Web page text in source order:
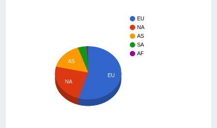
EU
NA
AS
SA
AF
AS
NA
EU